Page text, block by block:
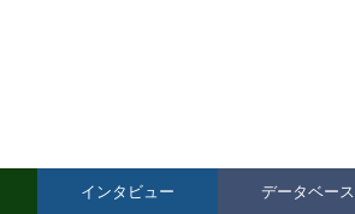
インタビュー データベース